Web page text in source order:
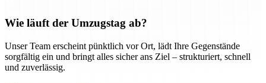
Wie läuft der Umzugstag ab?
Unser Team erscheint pünktlich vor Ort, lädt Ihre Gegenstände
sorgfältig ein und bringt alles sicher ans Ziel – strukturiert, schnell
und zuverlässig.